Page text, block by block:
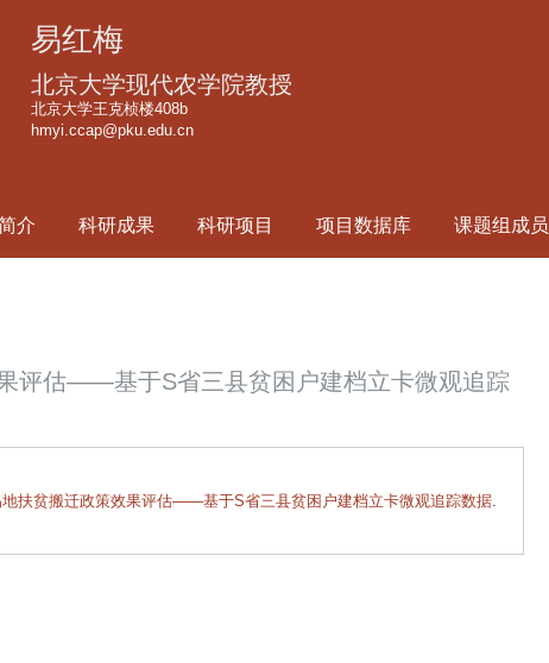
到
要
内
易红梅
北京大学现代农学院教授
北京大学王克桢楼408b
hmyi.ccap@pku.edu.cn
介 科研成果 科研项目 项目数据库 课题组成员
评估——基于S省三县贫困户建档立卡微观追踪
地扶贫搬迁政策效果评估——基于S省三县贫困户建档立卡微观追踪数据